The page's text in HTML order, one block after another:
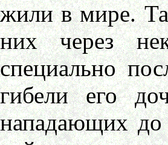
жили в мире.
них через
специально
гибели его
нападающих